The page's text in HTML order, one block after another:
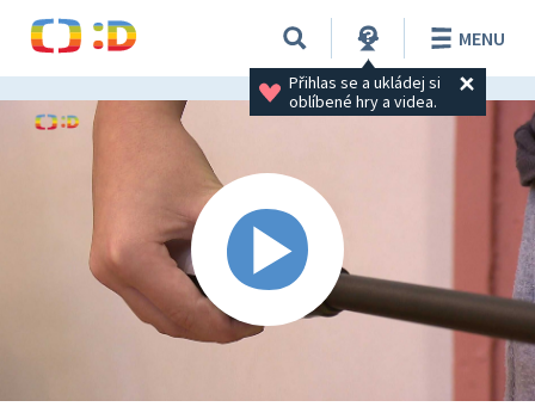
Přihlas se a ukládej si
oblíbené hry a videa.
MENU